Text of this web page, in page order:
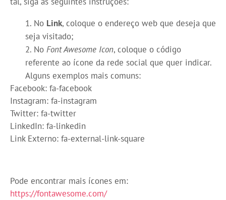
No Link, coloque o endereço web que deseja que
seja visitado;
No Font Awesome Icon, coloque o código
referente ao ícone da rede social que quer indicar.
Alguns exemplos mais comuns:
Facebook: fa-facebook
Instagram: fa-instagram
Twitter: fa-twitter
LinkedIn: fa-linkedin
Link Externo: fa-external-link-square
Pode encontrar mais ícones em:
https://fontawesome.com/